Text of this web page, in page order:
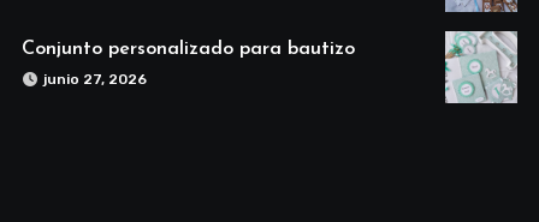
Conjunto personalizado para bautizo
junio 27, 2026